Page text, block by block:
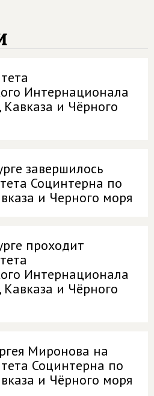
Интернационала
и Чёрного
завершилось
Социнтерна по
и Черного моря
проходит
Интернационала
и Чёрного
Миронова на
Социнтерна по
и Чёрного моря